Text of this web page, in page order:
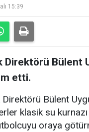
15:39
Direktörü Bülent
etti.
Bülent
klasik su
oraya